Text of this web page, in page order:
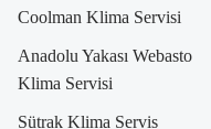
Coolman Klima Servisi
Anadolu Yakası Webasto
Klima Servisi
Sütrak Klima Servis